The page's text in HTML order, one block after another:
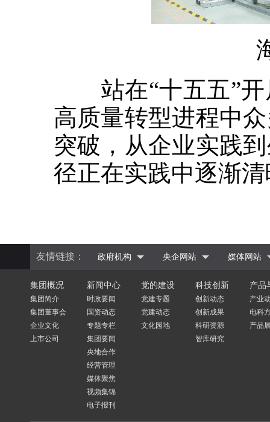
站在“十五五”开
高质量转型进程中
突破，从企业实践
径正在实践中逐渐
友情链接： 政府机构 央企网站 媒体网站
集团概况
集团简介
集团董事会
企业文化
上市公司
新闻中心
时政要闻
国资动态
专题专栏
集团要闻
央地合作
经营管理
媒体聚焦
视频集锦
电子报刊
党的建设
党建专题
党建动态
文化园地
科技创新
创新动态
创新成果
科研资源
智库研究
产品
产业
电科
产品